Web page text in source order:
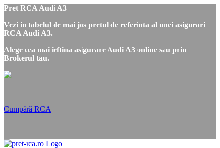
Pret RCA Audi A3
Vezi in tabelul de mai jos pretul de referinta al unei asigurari
RCA Audi A3.
Alege cea mai ieftina asigurare Audi A3 online sau prin
Brokerul tau.
Cumpără RCA